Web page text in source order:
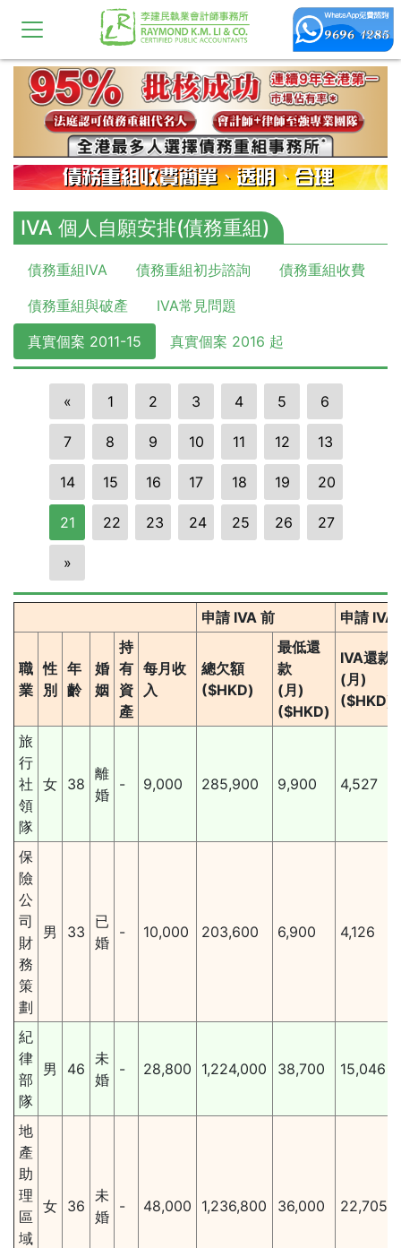
IVA 個人自願安排(債務重組)
債務重組IVA 債務重組初步諮詢
債務重組收費
債務重組與破產
IVA常見問題
真實個案 2011-15
真實個案 2016 起
« 1 2 3 4 5 6
7 8 9 10 11 12 13
14 15 16 17 18 19 20
21 22 23 24 25 26 27
»
申請 IVA 前 申請 IVA
職
業
性
別
年
齡
婚
姻
持
有
資
產
每月收
入
總欠額
($HKD)
最低還
款
(月)
($HKD)
IVA還款
(月)
($HKD)
旅
行
社
領
隊
女 38
離
婚
- 9,000 285,900 9,900 4,527
保
險
公
司
財
務
策
劃
男 33
已
婚
- 10,000 203,600 6,900 4,126
紀
律
部
隊
男 46
未
婚
- 28,800 1,224,000 38,700 15,046
地
產
助
理
區
域
女 36
未
婚
- 48,000 1,236,800 36,000 22,705